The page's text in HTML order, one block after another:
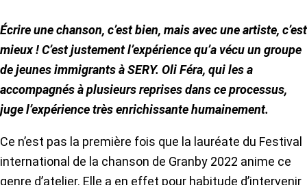
Écrire une chanson, c’est bien, mais avec une artiste, c’est
mieux ! C’est justement l’expérience qu’a vécu un groupe
de jeunes immigrants à SERY. Oli Féra, qui les a
accompagnés à plusieurs reprises dans ce processus,
juge l’expérience très enrichissante humainement.
Ce n’est pas la première fois que la lauréate du Festival
international de la chanson de Granby 2022 anime ce
genre d’atelier. Elle a en effet pour habitude d’intervenir